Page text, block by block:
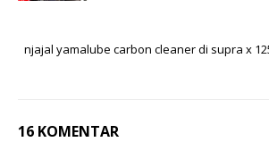
njajal yamalube carbon cleaner di supra x
16 KOMENTAR